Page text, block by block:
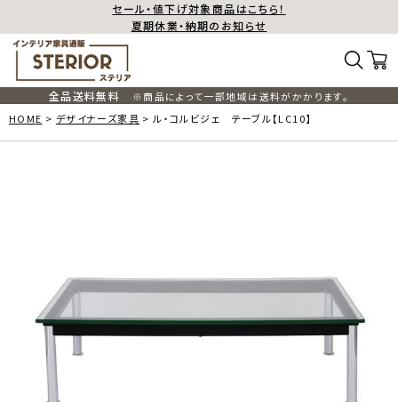
セール・値下げ対象商品はこちら！
夏期休業・納期のお知らせ
全品送料無料
※商品によって一部地域は送料がかかります。
HOME
デザイナーズ家具 ル・コルビジェ テーブル【LC10】